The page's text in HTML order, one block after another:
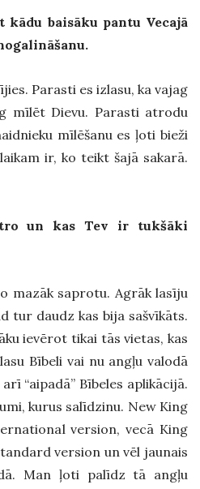
baisāku pantu Vecajā
Parasti es izlasu, ka vajag
mīlēt Dievu. Parasti atrodu
mīlēšanu es ļoti bieži
ir, ko teikt šajā sakarā.
un kas Tev ir tukšāki
mazāk saprotu. Agrāk lasīju
tur daudz kas bija sašvīkāts.
ievērot tikai tās vietas, kas
Bībeli vai nu angļu valodā
“aipadā” Bībeles aplikācijā.
kurus salīdzinu. New King
version, vecā King
version un vēl jaunais
Man ļoti palīdz tā angļu